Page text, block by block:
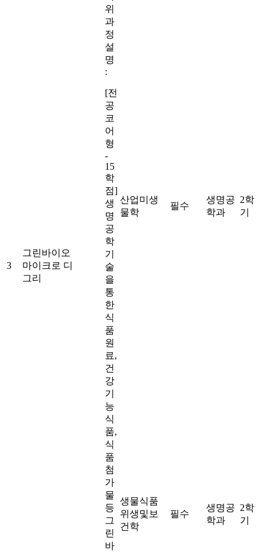
3
그린바이오
마이크로 디
그리
위
과
정
설
명
:
[전
공
코
어
형
-
15
학
점]
생
명
공
학
기
술
을
통
한
식
품
원
료,
건
강
기
능
식
품,
식
품
첨
가
물
등
그
린
바
산업미생
물학
필수
생명공
학과
2학
기
생물식품
위생및보
건학
필수
생명공
학과
2학
기